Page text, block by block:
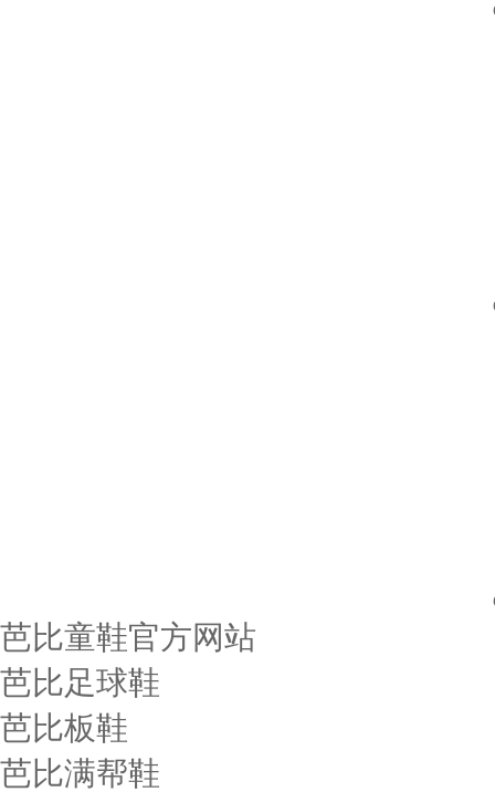
芭比童鞋官方网站
芭比足球鞋
芭比板鞋
芭比满帮鞋